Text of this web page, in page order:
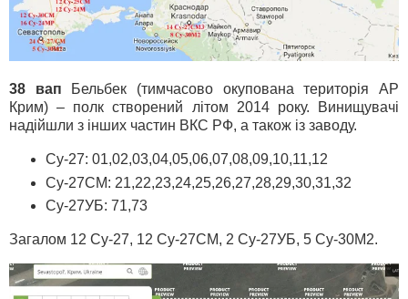
38 вап Бельбек (тимчасово окупована територія АР
Крим) – полк створений літом 2014 року. Винищувачі
надійшли з інших частин ВКС РФ, а також із заводу.
Су-27: 01,02,03,04,05,06,07,08,09,10,11,12
Су-27СМ: 21,22,23,24,25,26,27,28,29,30,31,32
Су-27УБ: 71,73
Загалом 12 Су-27, 12 Су-27СМ, 2 Су-27УБ, 5 Су-30М2.